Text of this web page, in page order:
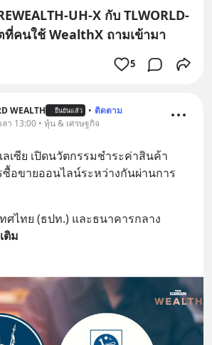
UH-X กับ TLWORLD-
คนใช้ WealthX ถามเข้ามา
5
WEALTH ยืนยันแล้ว • ติดตาม
า 13:00 • หุ้น & เศรษฐกิจ
เซีย เปิดนวัตกรรมชำระค่าสินค้า
ซื้อขายออนไลน์ระหว่างกันผ่านการ
ศไทย (ธปท.) และธนาคารกลาง
ติม